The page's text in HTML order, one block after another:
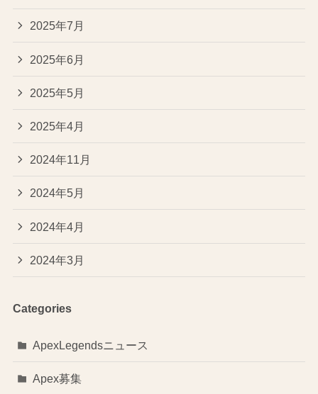
2025年7月
2025年6月
2025年5月
2025年4月
2024年11月
2024年5月
2024年4月
2024年3月
Categories
ApexLegendsニュース
Apex募集